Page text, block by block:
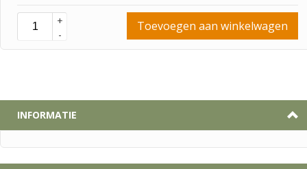
+
-
Toevoegen aan winkelwagen
INFORMATIE